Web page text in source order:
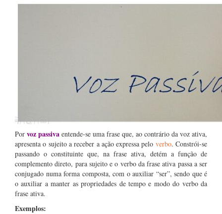
Por voz passiva entende-se uma frase que, ao contrário da voz ativa,
apresenta o sujeito a receber a ação expressa pelo verbo. Constrói-se
passando o constituinte que, na frase ativa, detém a função de
complemento direto, para sujeito e o verbo da frase ativa passa a ser
conjugado numa forma composta, com o auxiliar “ser”, sendo que é
o auxiliar a manter as propriedades de tempo e modo do verbo da
frase ativa.
Exemplos: